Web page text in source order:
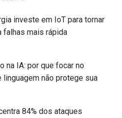
investe em IoT para tornar
falhas mais rápida
na IA: por que focar no
linguagem não protege sua
84% dos ataques